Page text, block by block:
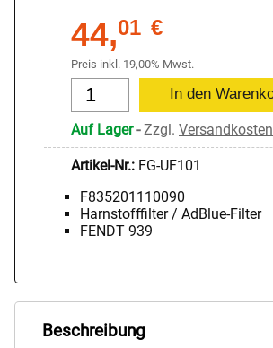
44,01 €
Preis inkl. 19,00% Mwst.
Auf Lager-Zzgl. Versandkosten
Artikel-Nr.: FG-UF101
F835201110090
Harnstofffilter / AdBlue-Filter
FENDT 939
Beschreibung